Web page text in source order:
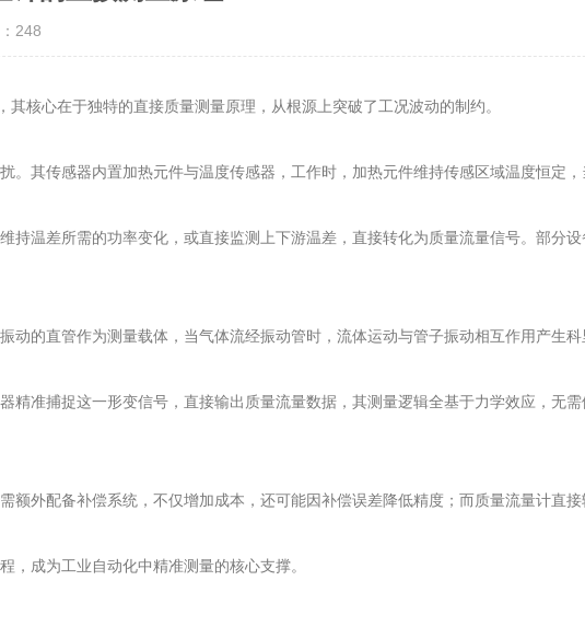
248
核心在于独特的直接质量测量原理，从根源上突破了工况波动的制约。
其传感器内置加热元件与温度传感器，工作时，加热元件维持传感区域温度恒定
温差所需的功率变化，或直接监测上下游温差，直接转化为质量流量信号。部分
的直管作为测量载体，当气体流经振动管时，流体运动与管子振动相互作用产生
准捕捉这一形变信号，直接输出质量流量数据，其测量逻辑全基于力学效应，无需
外配备补偿系统，不仅增加成本，还可能因补偿误差降低精度；而质量流量计直
成为工业自动化中精准测量的核心支撑。